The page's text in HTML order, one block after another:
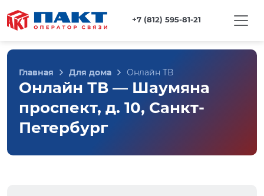
+7 (812) 595-81-21
Главная Для дома Онлайн ТВ
Онлайн ТВ — Шаумяна
проспект, д. 10, Санкт-
Петербург